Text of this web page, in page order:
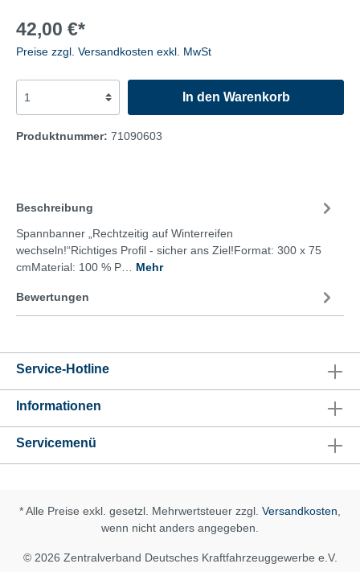
42,00 €*
Preise zzgl. Versandkosten exkl. MwSt
In den Warenkorb
Produktnummer: 71090603
Beschreibung
Spannbanner „Rechtzeitig auf Winterreifen
wechseln!“Richtiges Profil - sicher ans Ziel!Format: 300 x 75
cmMaterial: 100 % P… Mehr
Bewertungen
Service-Hotline
Informationen
Servicemenü
* Alle Preise exkl. gesetzl. Mehrwertsteuer zzgl. Versandkosten
wenn nicht anders angegeben.
© 2026 Zentralverband Deutsches Kraftfahrzeuggewerbe e.V.